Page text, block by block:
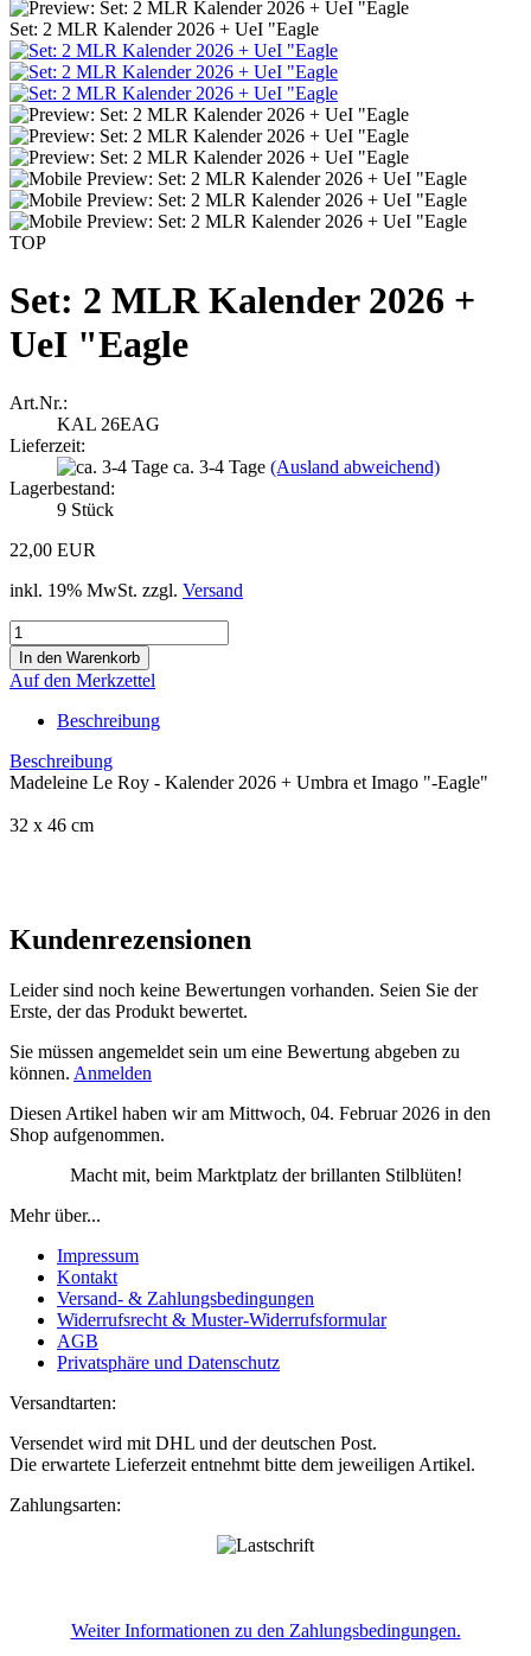
Set: 2 MLR Kalender 2026 + UeI "Eagle
TOP
Set: 2 MLR Kalender 2026 +
UeI "Eagle
Art.Nr.:
KAL 26EAG
Lieferzeit:
ca. 3-4 Tage (Ausland abweichend)
Lagerbestand:
9 Stück
22,00 EUR
inkl. 19% MwSt. zzgl. Versand
Auf den Merkzettel
Beschreibung
Beschreibung
Madeleine Le Roy - Kalender 2026 + Umbra et Imago "-Eagle"
32 x 46 cm
Kundenrezensionen
Leider sind noch keine Bewertungen vorhanden. Seien Sie der
Erste, der das Produkt bewertet.
Sie müssen angemeldet sein um eine Bewertung abgeben zu
können. Anmelden
Diesen Artikel haben wir am Mittwoch, 04. Februar 2026 in den
Shop aufgenommen.
Macht mit, beim Marktplatz der brillanten Stilblüten!
Mehr über...
Impressum
Kontakt
Versand- & Zahlungsbedingungen
Widerrufsrecht & Muster-Widerrufsformular
AGB
Privatsphäre und Datenschutz
Versandtarten:
Versendet wird mit DHL und der deutschen Post.
Die erwartete Lieferzeit entnehmt bitte dem jeweiligen Artikel.
Zahlungsarten:
Weiter Informationen zu den Zahlungsbedingungen.